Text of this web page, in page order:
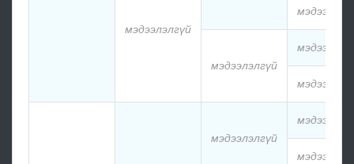
мэдээлэлгүй
мэдээлэлгүй
мэдээлэлгүй